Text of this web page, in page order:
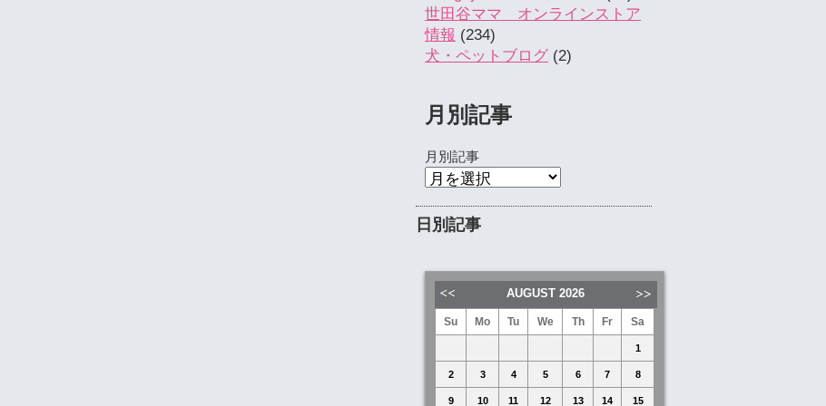
世田谷ママ オンラインストア
情報 (234)
犬・ペットブログ (2)
月別記事
月別記事
日別記事
AUGUST 2026
Su Mo Tu We Th Fr Sa
1
2 3 4 5 6 7 8
9 10 11 12 13 14 15